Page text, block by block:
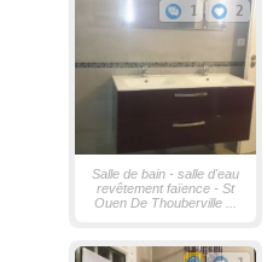
1 2
Salle de bain - salle d'eau
revêtement faïence - St
Ouen De Thouberville ...